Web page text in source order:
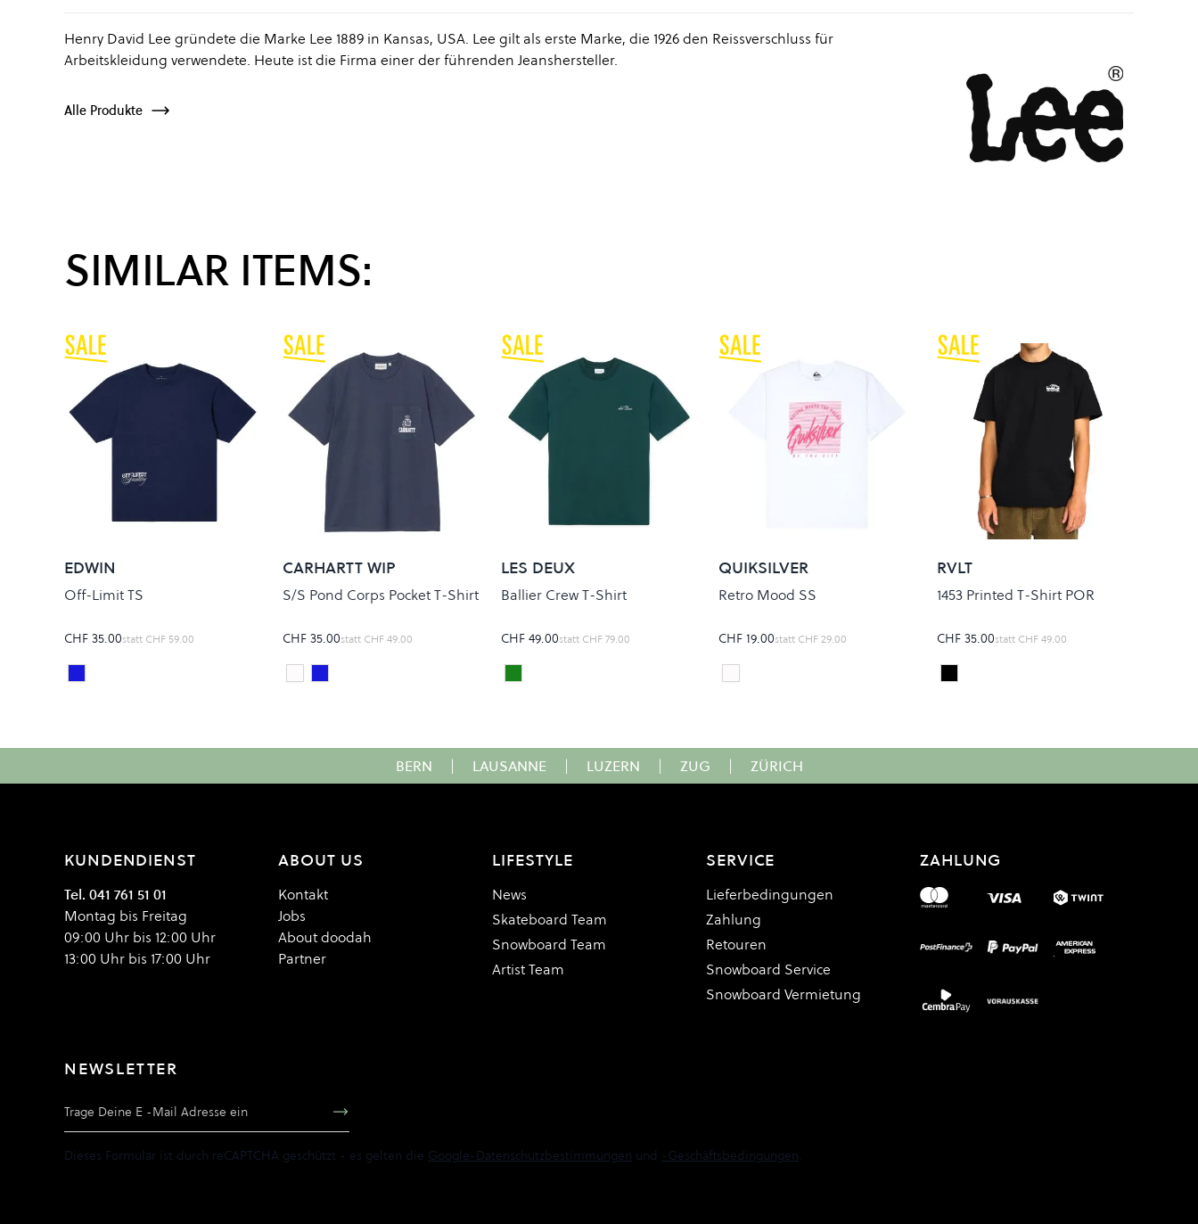
Henry David Lee gründete die Marke Lee 1889 in Kansas, USA. Lee gilt als erste Marke, die 1926 den Reissverschluss für
Arbeitskleidung verwendete. Heute ist die Firma einer der führenden Jeanshersteller.
Alle Produkte
SIMILAR ITEMS:
EDWIN
Off-Limit TS
CHF 35.00statt CHF 59.00
Colour
MARITIME BLUE
CARHARTT WIP
S/S Pond Corps Pocket T-Shirt
CHF 35.00statt CHF 49.00
Colour
whiteBlue Heavy Stone Wash
LES DEUX
Ballier Crew T-Shirt
CHF 49.00statt CHF 79.00
Colour
SEA MOSS GREEN
QUIKSILVER
Retro Mood SS
CHF 19.00statt CHF 29.00
Colour
white
RVLT
1453 Printed T-Shirt POR
CHF 35.00statt CHF 49.00
Colour
Black
BERN | LAUSANNE | LUZERN | ZUG | ZÜRICH
KUNDENDIENST
Tel. 041 761 51 01
Montag bis Freitag
09:00 Uhr bis 12:00 Uhr
13:00 Uhr bis 17:00 Uhr
ABOUT US
Kontakt
Jobs
About doodah
Partner
LIFESTYLE
News
Skateboard Team
Snowboard Team
Artist Team
SERVICE
Lieferbedingungen
Zahlung
Retouren
Snowboard Service
Snowboard Vermietung
ZAHLUNG
NEWSLETTER
Dieses Formular ist durch reCAPTCHA geschützt - es gelten die Google-Datenschutzbestimmungen und -Geschäftsbedingungen.